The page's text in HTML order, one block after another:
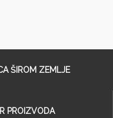
ŠIROM ZEMLJE
PROIZVODA